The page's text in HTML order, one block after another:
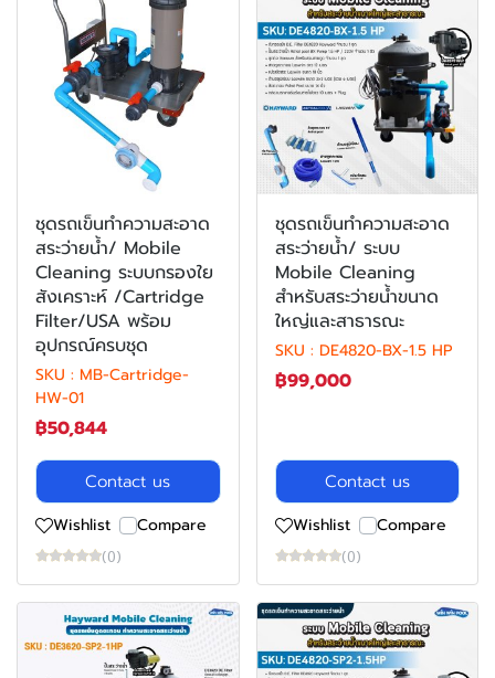
ชุดรถเข็นทำความสะอาด
สระว่ายน้ำ/ Mobile
Cleaning ระบบกรองใย
สังเคราะห์ /Cartridge
Filter/USA พร้อม
อุปกรณ์ครบชุด
SKU : MB-Cartridge-
HW-01
฿50,844
Contact us
Wishlist Compare
(0)
ชุดรถเข็นทำความสะอาด
สระว่ายน้ำ/ ระบบ
Mobile Cleaning
สำหรับสระว่ายน้ำขนาด
ใหญ่และสาธารณะ
SKU : DE4820-BX-1.5 HP
฿99,000
Contact us
Wishlist Compare
(0)